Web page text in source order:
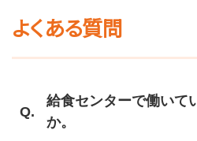
よくある質問
給食センターで働いて
か。